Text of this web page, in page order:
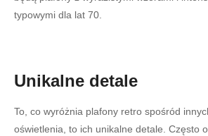
typowymi dla lat 70.
Unikalne detale
To, co wyróżnia plafony retro spośród
oświetlenia, to ich unikalne detale. Często